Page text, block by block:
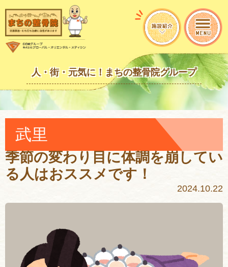
人・街・元気に！まちの整骨院グループ
武里
季節の変わり目に体調を崩してい
る人はおススメです！
2024.10.22